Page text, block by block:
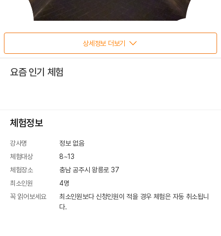
상세정보 더보기
요즘 인기 체험
체험정보
강사명
정보 없음
체험대상
8~13
체험장소
충남 공주시 왕릉로 37
최소인원
4명
꼭 읽어보세요
최소인원보다 신청인원이 적을 경우 체험은 자동 취소됩니
다.